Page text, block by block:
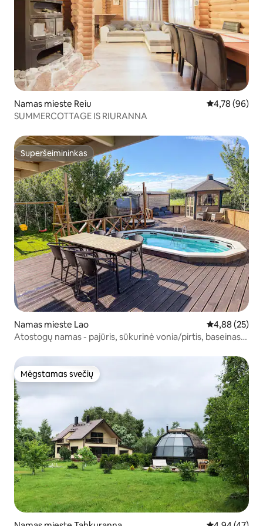
Namas mieste Reiu Vidutinis
4,78 (96)
SUMMERCOTTAGE IS RIURANNA
Superšeimininkas
Superšeimininkas
Namas mieste Lao Vidutinis
4,88 (25)
Atostogų namas - pajūris, sūkurinė vonia/pirtis, baseinas,
Mėgstamas svečių
Mėgstamas svečių